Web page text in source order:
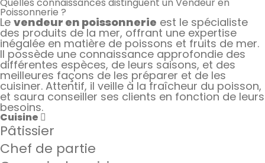
Poissonnerie ?
Le vendeur en poissonnerie est le spécialiste
des produits de la mer, offrant une expertise
inégalée en matière de poissons et fruits de mer.
Il possède une connaissance approfondie des
différentes espèces, de leurs saisons, et des
meilleures façons de les préparer et de les
cuisiner. Attentif, il veille à la fraîcheur du poisson,
et saura conseiller ses clients en fonction de leurs
besoins.
Cuisine
Pâtissier
Chef de partie